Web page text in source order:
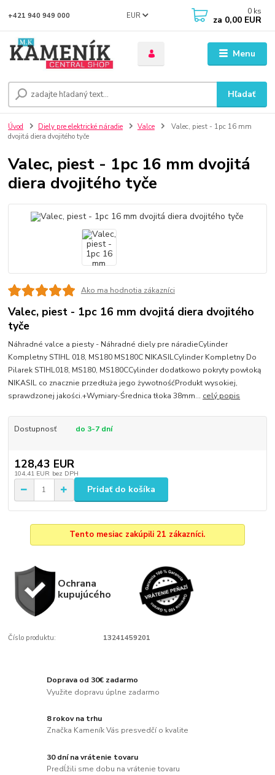
Menu
EUR
Hľadať
+421 940 949 000 0 ks
za 0,00 EUR
Úvod Diely pre elektrické náradie Valce
Valec, piest - 1pc 16 mm
dvojitá diera dvojitého tyče
Valec, piest - 1pc 16 mm dvojitá
diera dvojitého tyče
Ako ma hodnotia zákazníci
Valec, piest - 1pc 16 mm dvojitá diera dvojitého
tyče
Náhradné valce a piesty - Náhradné diely pre náradieCylinder
Kompletny STIHL 018, MS180 MS180C NIKASILCylinder Kompletny Do
Pilarek STIHL018, MS180, MS180CCylinder dodatkowo pokryty powłoką
NIKASIL co znacznie przedłuża jego żywotnośćProdukt wysokiej,
sprawdzonej jakości.+Wymiary-Średnica tłoka 38mm... celý popis
Dostupnosť do 3-7 dní
128,43 EUR
104,41 EUR bez DPH
Pridať do košíka
Tento mesiac zakúpili 21 zákazníci.
Ochrana
kupujúcého
Číslo produktu: 13241459201
Doprava od 30€ zadarmo
Využite dopravu úplne zadarmo
8 rokov na trhu
Značka Kameník Vás presvedčí o kvalite
30 dní na vrátenie tovaru
Predĺžili sme dobu na vrátenie tovaru